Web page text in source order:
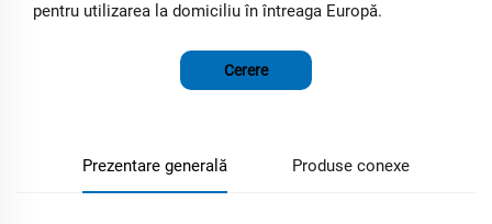
pentru utilizarea la domiciliu în întreaga Europă.
Cerere
Prezentare generală Produse conexe